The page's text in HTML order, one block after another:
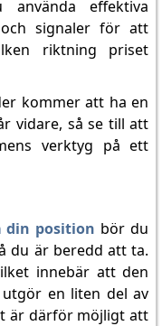
effektiva
och signaler för att
riktning priset
kommer att ha en
vidare, så se till att
verktyg på ett
din position bör du
du är beredd att ta.
innebär att den
en liten del av
är därför möjligt att